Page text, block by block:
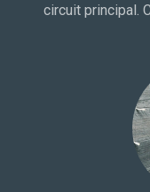
circuit principal.